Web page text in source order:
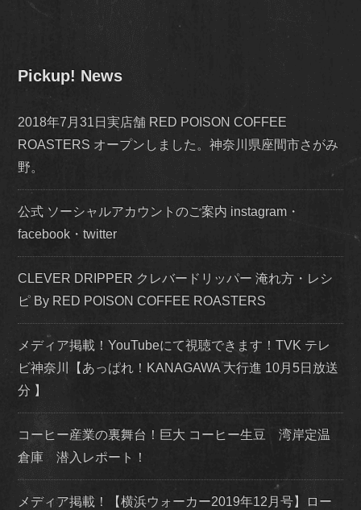
Pickup! News
2018年7月31日実店舗 RED POISON COFFEE
ROASTERS オープンしました。神奈川県座間市さがみ
野。
公式 ソーシャルアカウントのご案内 instagram・
facebook・twitter
CLEVER DRIPPER クレバードリッパー 淹れ方・レシ
ピ By RED POISON COFFEE ROASTERS
メディア掲載！YouTubeにて視聴できます！TVK テレ
ビ神奈川【あっぱれ！KANAGAWA 大行進 10月5日放送
分 】
コーヒー産業の裏舞台！巨大 コーヒー生豆 湾岸定温
倉庫 潜入レポート！
メディア掲載！【横浜ウォーカー2019年12月号】ロー